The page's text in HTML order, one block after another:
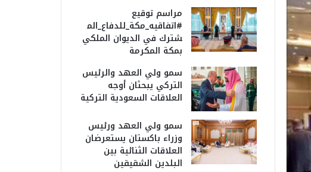
مراسم توقيع
#اتفاقيه_مكة_للدفاع_الم
شترك في الديوان الملكي
بمكة المكرمة
سمو ولي العهد والرئيس
التركي يبحثان أوجه
العلاقات السعودية التركية
سمو ولي العهد ورئيس
وزراء باكستان يستعرضان
العلاقات الثنائية بين
البلدين الشقيقين